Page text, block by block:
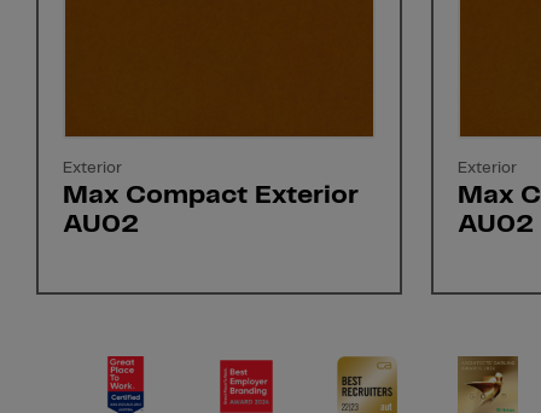
Exterior
Max Compact Exterior
AU02
Exterior
Max
AU02